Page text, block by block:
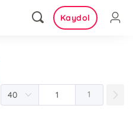
Kaydol
1